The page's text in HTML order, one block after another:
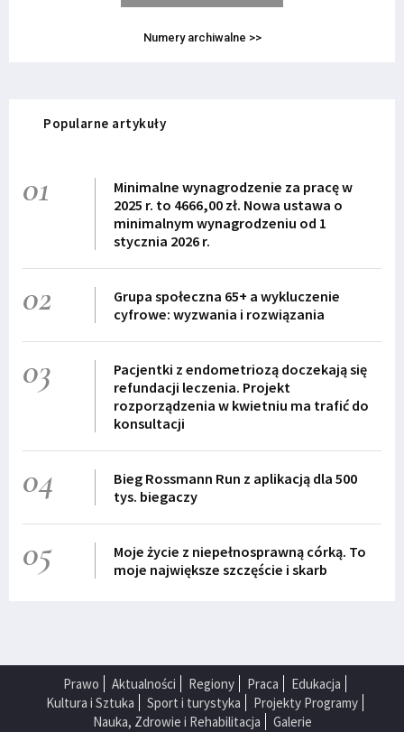
Numery archiwalne >>
Popularne artykuły
01
Minimalne wynagrodzenie za pracę w
2025 r. to 4666,00 zł. Nowa ustawa o
minimalnym wynagrodzeniu od 1
stycznia 2026 r.
02
Grupa społeczna 65+ a wykluczenie
cyfrowe: wyzwania i rozwiązania
03
Pacjentki z endometriozą doczekają się
refundacji leczenia. Projekt
rozporządzenia w kwietniu ma trafić do
konsultacji
04
Bieg Rossmann Run z aplikacją dla 500
tys. biegaczy
05
Moje życie z niepełnosprawną córką. To
moje największe szczęście i skarb
Prawo Aktualności Regiony Praca
Edukacja
Kultura i Sztuka
Sport i turystyka
Projekty Programy
Nauka, Zdrowie i Rehabilitacja
Galerie